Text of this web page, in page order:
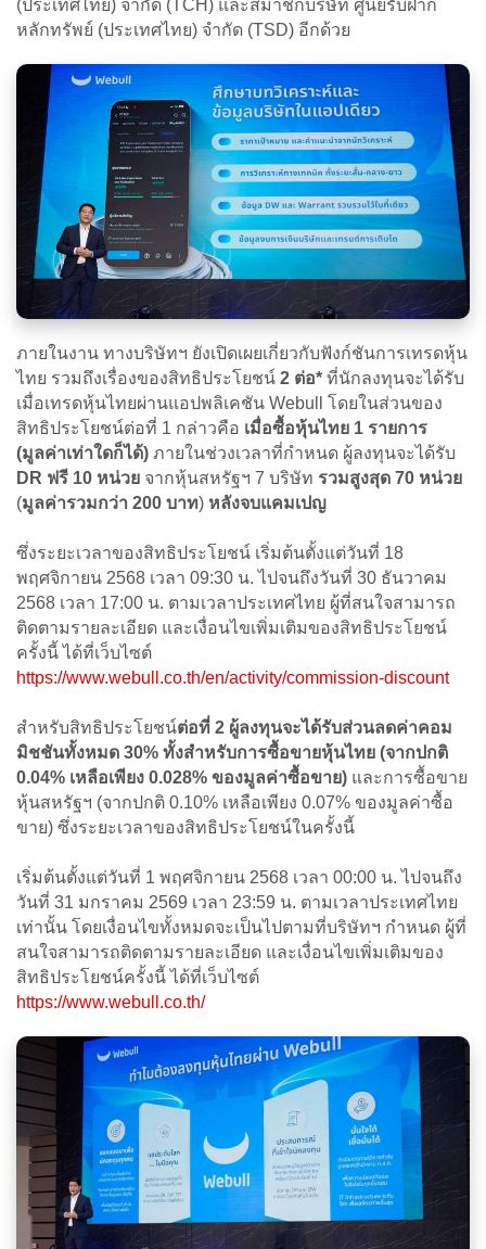
(ประเทศไทย) จำกัด (TCH) และสมาชิกบริษัท ศูนย์รับฝาก
หลักทรัพย์ (ประเทศไทย) จำกัด (TSD) อีกด้วย
ภายในงาน ทางบริษัทฯ ยังเปิดเผยเกี่ยวกับฟังก์ชันการเทรดหุ้น
ไทย รวมถึงเรื่องของสิทธิประโยชน์ 2 ต่อ* ที่นักลงทุนจะได้รับ
เมื่อเทรดหุ้นไทยผ่านแอปพลิเคชัน Webull โดยในส่วนของ
สิทธิประโยชน์ต่อที่ 1 กล่าวคือ เมื่อซื้อหุ้นไทย 1 รายการ
(มูลค่าเท่าใดก็ได้) ภายในช่วงเวลาที่กำหนด ผู้ลงทุนจะได้รับ
DR ฟรี 10 หน่วย จากหุ้นสหรัฐฯ 7 บริษัท รวมสูงสุด 70 หน่วย
(มูลค่ารวมกว่า 200 บาท) หลังจบแคมเปญ
ซึ่งระยะเวลาของสิทธิประโยชน์ เริ่มต้นตั้งแต่วันที่ 18
พฤศจิกายน 2568 เวลา 09:30 น. ไปจนถึงวันที่ 30 ธันวาคม
2568 เวลา 17:00 น. ตามเวลาประเทศไทย ผู้ที่สนใจสามารถ
ติดตามรายละเอียด และเงื่อนไขเพิ่มเติมของสิทธิประโยชน์
ครั้งนี้ ได้ที่เว็บไซต์
https://www.webull.co.th/en/activity/commission-discount
สำหรับสิทธิประโยชน์ต่อที่ 2 ผู้ลงทุนจะได้รับส่วนลดค่าคอม
มิชชันทั้งหมด 30% ทั้งสำหรับการซื้อขายหุ้นไทย (จากปกติ
0.04% เหลือเพียง 0.028% ของมูลค่าซื้อขาย) และการซื้อขาย
หุ้นสหรัฐฯ (จากปกติ 0.10% เหลือเพียง 0.07% ของมูลค่าซื้อ
ขาย) ซึ่งระยะเวลาของสิทธิประโยชน์ในครั้งนี้
เริ่มต้นตั้งแต่วันที่ 1 พฤศจิกายน 2568 เวลา 00:00 น. ไปจนถึง
วันที่ 31 มกราคม 2569 เวลา 23:59 น. ตามเวลาประเทศไทย
เท่านั้น โดยเงื่อนไขทั้งหมดจะเป็นไปตามที่บริษัทฯ กำหนด​ ผู้ที่
สนใจสามารถติดตามรายละเอียด และเงื่อนไขเพิ่มเติมของ
สิทธิประโยชน์ครั้งนี้ ได้ที่เว็บไซต์
https://www.webull.co.th/